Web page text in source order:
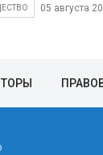
05 августа